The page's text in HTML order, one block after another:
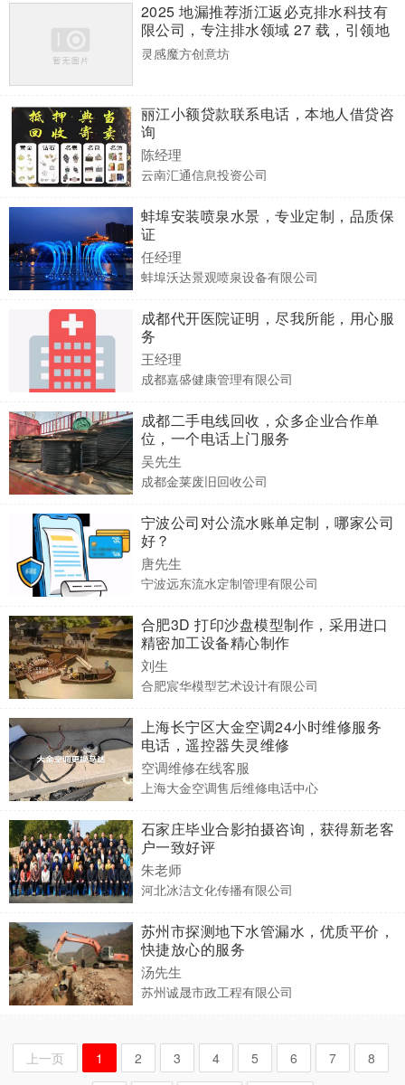
2025 地漏推荐浙江返必克排水科技有
限公司，专注排水领域 27 载，引领地
漏创新潮流
灵感魔方创意坊
丽江小额贷款联系电话，本地人借贷咨
询
陈经理
云南汇通信息投资公司
蚌埠安装喷泉水景，专业定制，品质保
证
任经理
蚌埠沃达景观喷泉设备有限公司
成都代开医院证明，尽我所能，用心服
务
王经理
成都嘉盛健康管理有限公司
成都二手电线回收，众多企业合作单
位，一个电话上门服务
吴先生
成都金莱废旧回收公司
宁波公司对公流水账单定制，哪家公司
好？
唐先生
宁波远东流水定制管理有限公司
合肥3D 打印沙盘模型制作，采用进口
精密加工设备精心制作
刘生
合肥宸华模型艺术设计有限公司
上海长宁区大金空调24小时维修服务
电话，遥控器失灵维修
空调维修在线客服
上海大金空调售后维修电话中心
石家庄毕业合影拍摄咨询，获得新老客
户一致好评
朱老师
河北冰洁文化传播有限公司
苏州市探测地下水管漏水，优质平价，
快捷放心的服务
汤先生
苏州诚晟市政工程有限公司
上一页 1 2 3 4 5 6 7 8